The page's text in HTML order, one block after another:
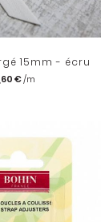
15mm - écru
€